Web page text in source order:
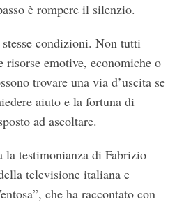
è rompere il silenzio.
condizioni. Non tutti
risorse emotive, economiche o
trovare una via d’uscita se
aiuto e la fortuna di
ad ascoltare.
la testimonianza di Fabrizio
televisione italiana e
che ha raccontato con